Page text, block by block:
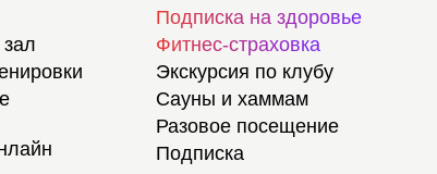
Подписка на здоровье
Фитнес-страховка
Экскурсия по клубу
Сауны и хаммам
Разовое посещение
Подписка